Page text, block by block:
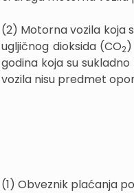
(2) Motorna vozila koja
ugljičnog dioksida (CO2
godina koja su
vozila nisu predmet
(1) Obveznik plaćanja